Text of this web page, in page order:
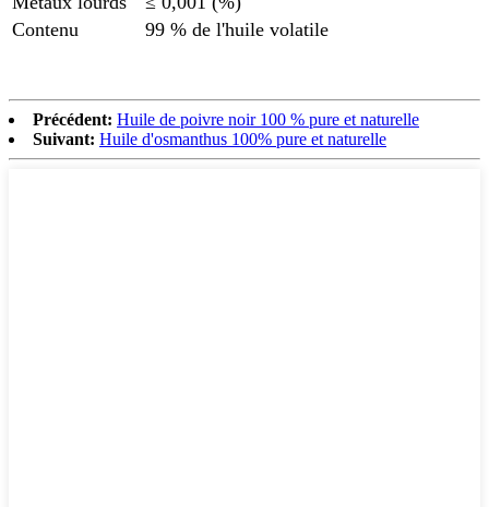
Contenu
99 % de l'huile volatile
Précédent: Huile de poivre noir 100 % pure et naturelle
Suivant: Huile d'osmanthus 100% pure et naturelle